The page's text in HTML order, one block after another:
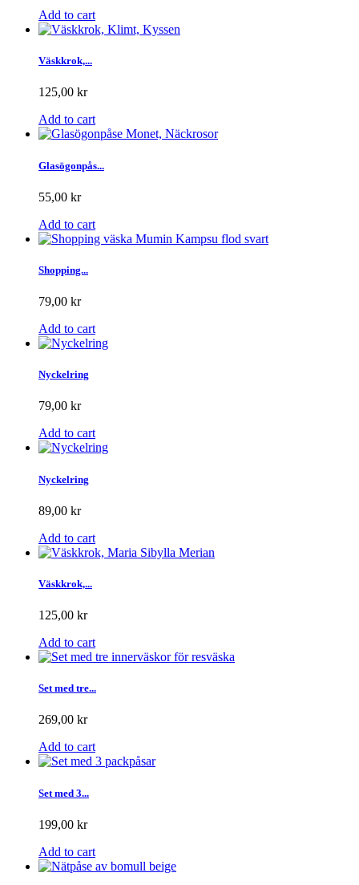
Add to cart
Väskkrok,...
125,00 kr
Add to cart
Glasögonpås...
55,00 kr
Add to cart
Shopping...
79,00 kr
Add to cart
Nyckelring
79,00 kr
Add to cart
Nyckelring
89,00 kr
Add to cart
Väskkrok,...
125,00 kr
Add to cart
Set med tre...
269,00 kr
Add to cart
Set med 3...
199,00 kr
Add to cart